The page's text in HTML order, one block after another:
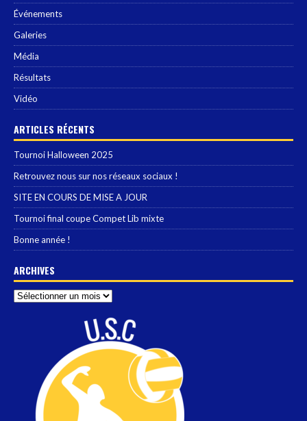
Événements
Galeries
Média
Résultats
Vidéo
ARTICLES RÉCENTS
Tournoi Halloween 2025
Retrouvez nous sur nos réseaux sociaux !
SITE EN COURS DE MISE A JOUR
Tournoi final coupe Compet Lib mixte
Bonne année !
ARCHIVES